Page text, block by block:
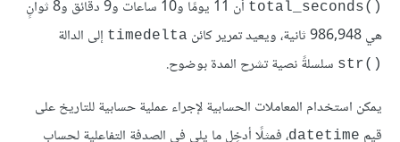
total_seconds()‎
أن 11 يومًا و10 ساعات و9 دقائق و8 ثوانٍ
هي 986,948 ثانية، ويعيد تمرير كائن
timedelta إلى الدالة
str()‎ سلسلةً نصية تشرح المدة بوضوح.
يمكن استخدام المعاملات الحسابية لإجراء عملية حسابية للتاريخ على
قيم datetime، فمثلًا أدخِل ما يلي في الصدفة التفاعلية لحساب